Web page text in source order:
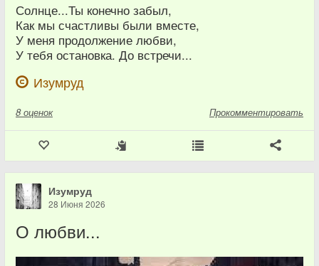
Солнце...Ты конечно забыл,
Как мы счастливы были вместе,
У меня продолжение любви,
У тебя остановка. До встречи...
Изумруд
8 оценок Прокомментировать
Изумруд
28 Июня 2026
О любви...